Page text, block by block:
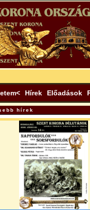
Hírek Előadások
hírek